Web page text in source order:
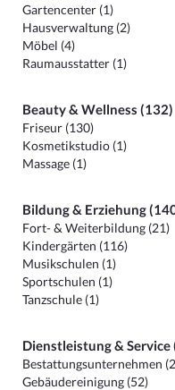
Gartencenter (1)
Hausverwaltung (2)
Möbel (4)
Raumausstatter (1)
Beauty & Wellness (132)
Friseur (130)
Kosmetikstudio (1)
Massage (1)
Bildung & Erziehung
Fort- & Weiterbildung (21)
Kindergärten (116)
Musikschulen (1)
Sportschulen (1)
Tanzschule (1)
Dienstleistung & Service
Bestattungsunternehmen
Gebäudereinigung (52)